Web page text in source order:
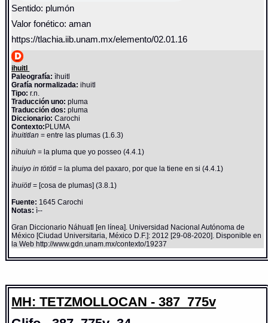
Sentido: plumón
Valor fonético: aman
https://tlachia.iib.unam.mx/elemento/02.01.16
ihuitl
Paleografía: ìhuitl
Grafía normalizada: ihuitl
Tipo: r.n.
Traducción uno: pluma
Traducción dos: pluma
Diccionario:Carochi
Contexto: PLUMA
ìhuititlan= entre las plumas (1.6.3)
nìhuiuh= la pluma que yo posseo (4.4.1)
ìhuiyo in tötötl= la pluma del paxaro, por que la tiene en si (4.4.1)
ìhuiötl= [cosa de plumas] (3.8.1)
Fuente: 1645 Carochi
Notas: ì--
Gran Diccionario Náhuatl [en línea]. Universidad Nacional Autónoma de
México [Ciudad Universitaria, México D.F.]: 2012 [29-08-2020]. Disponible en
la Web http://www.gdn.unam.mx/contexto/19237
MH: TETZMOLLOCAN - 387_775v